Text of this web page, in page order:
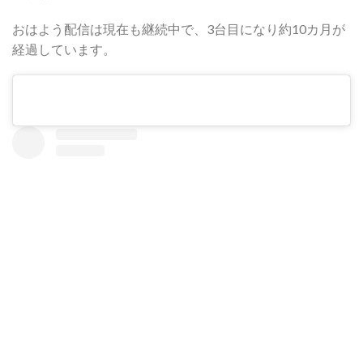
おはよう配信は現在も継続中で、3台目になり約10カ月が
経過しています。